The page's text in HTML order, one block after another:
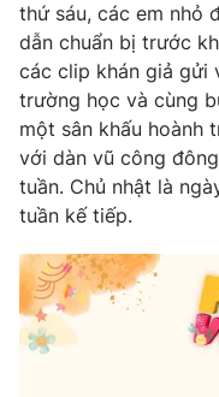
Góc doanh nghiệp
Truyền hình
Phim VTV
Hậu trường
Nhân vật
Khán giả
Giải sao mai
Giải trí
Điện ảnh
Âm nhạc
Đời sống
Du lịch
Làm đẹp
Chất lượng cuộc
Giáo dục
Tuyển sinh
Học trực tuyến
Công nghệ
Hitech Công nghệ
thứ sáu, các em nhỏ
dẫn chuẩn bị trước
các clip khán giả gửi
trường học và cùng
một sân khấu hoành
với dàn vũ công
tuần. Chủ nhật là
tuần kế tiếp.